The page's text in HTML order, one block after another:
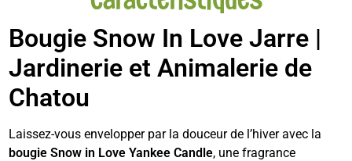
Bougie Snow In Love Jarre |
Jardinerie et Animalerie de
Chatou
Laissez-vous envelopper par la douceur de l’hiver avec la
bougie Snow in Love Yankee Candle, une fragrance